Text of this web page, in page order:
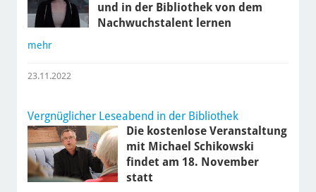
und in der Bibliothek von dem
Nachwuchstalent lernen
mehr
23.11.2022
Vergnüglicher Leseabend in der Bibliothek
Die kostenlose Veranstaltung
mit Michael Schikowski
findet am 18. November
statt